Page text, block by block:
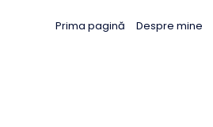
Prima pagină Despre mine